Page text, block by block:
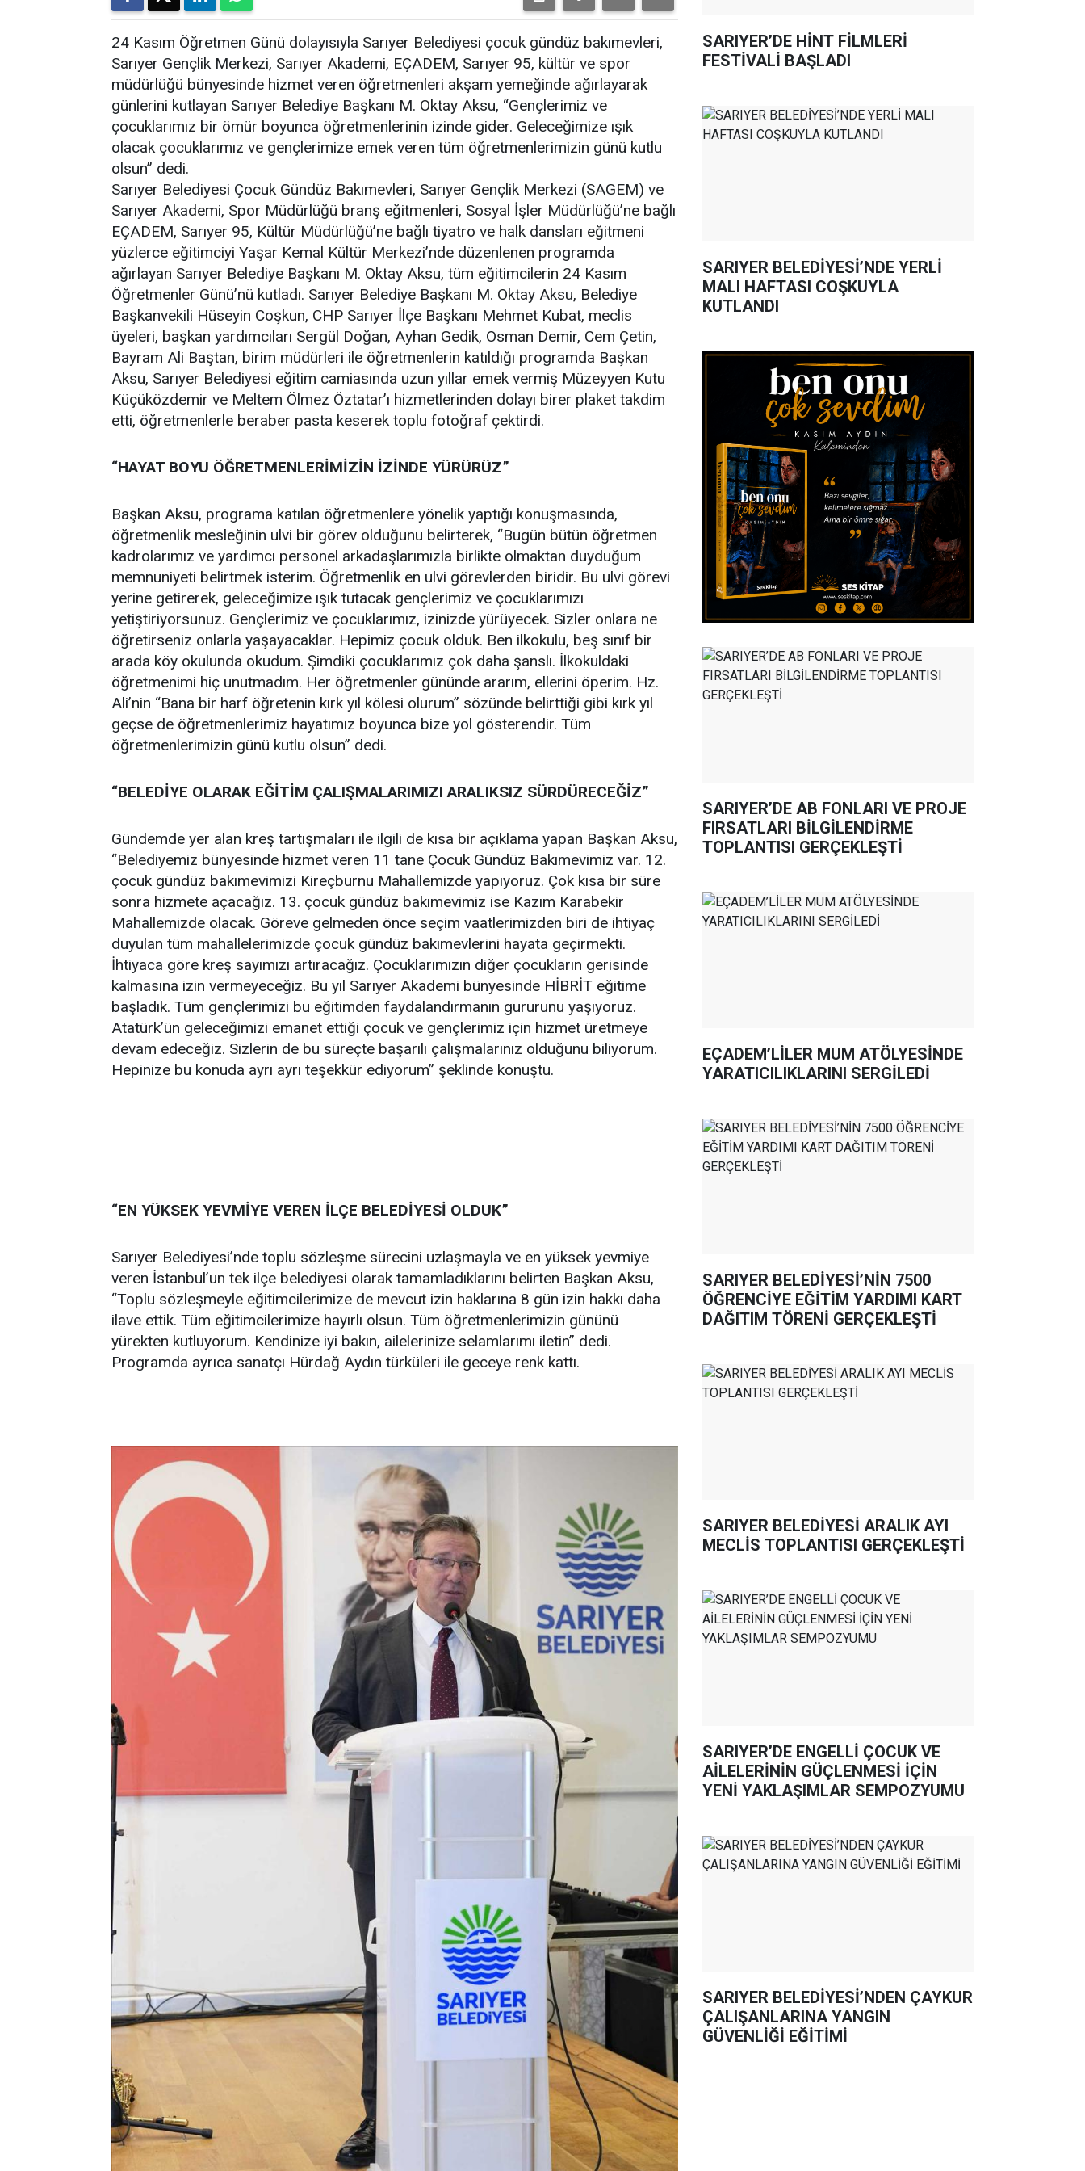
24 Kasım Öğretmen Günü dolayısıyla Sarıyer Belediyesi çocuk gündüz bakımevleri,
Sarıyer Gençlik Merkezi, Sarıyer Akademi, EÇADEM, Sarıyer 95, kültür ve spor
müdürlüğü bünyesinde hizmet veren öğretmenleri akşam yemeğinde ağırlayarak
günlerini kutlayan Sarıyer Belediye Başkanı M. Oktay Aksu, “Gençlerimiz ve
çocuklarımız bir ömür boyunca öğretmenlerinin izinde gider. Geleceğimize ışık
olacak çocuklarımız ve gençlerimize emek veren tüm öğretmenlerimizin günü kutlu
olsun” dedi.
Sarıyer Belediyesi Çocuk Gündüz Bakımevleri, Sarıyer Gençlik Merkezi (SAGEM) ve
Sarıyer Akademi, Spor Müdürlüğü branş eğitmenleri, Sosyal İşler Müdürlüğü’ne bağlı
EÇADEM, Sarıyer 95, Kültür Müdürlüğü’ne bağlı tiyatro ve halk dansları eğitmeni
yüzlerce eğitimciyi Yaşar Kemal Kültür Merkezi’nde düzenlenen programda
ağırlayan Sarıyer Belediye Başkanı M. Oktay Aksu, tüm eğitimcilerin 24 Kasım
Öğretmenler Günü’nü kutladı. Sarıyer Belediye Başkanı M. Oktay Aksu, Belediye
Başkanvekili Hüseyin Coşkun, CHP Sarıyer İlçe Başkanı Mehmet Kubat, meclis
üyeleri, başkan yardımcıları Sergül Doğan, Ayhan Gedik, Osman Demir, Cem Çetin,
Bayram Ali Baştan, birim müdürleri ile öğretmenlerin katıldığı programda Başkan
Aksu, Sarıyer Belediyesi eğitim camiasında uzun yıllar emek vermiş Müzeyyen Kutu
Küçüközdemir ve Meltem Ölmez Öztatar’ı hizmetlerinden dolayı birer plaket takdim
etti, öğretmenlerle beraber pasta keserek toplu fotoğraf çektirdi.
“HAYAT BOYU ÖĞRETMENLERİMİZİN İZİNDE YÜRÜRÜZ”
Başkan Aksu, programa katılan öğretmenlere yönelik yaptığı konuşmasında,
öğretmenlik mesleğinin ulvi bir görev olduğunu belirterek, “Bugün bütün öğretmen
kadrolarımız ve yardımcı personel arkadaşlarımızla birlikte olmaktan duyduğum
memnuniyeti belirtmek isterim. Öğretmenlik en ulvi görevlerden biridir. Bu ulvi görevi
yerine getirerek, geleceğimize ışık tutacak gençlerimiz ve çocuklarımızı
yetiştiriyorsunuz. Gençlerimiz ve çocuklarımız, izinizde yürüyecek. Sizler onlara ne
öğretirseniz onlarla yaşayacaklar. Hepimiz çocuk olduk. Ben ilkokulu, beş sınıf bir
arada köy okulunda okudum. Şimdiki çocuklarımız çok daha şanslı. İlkokuldaki
öğretmenimi hiç unutmadım. Her öğretmenler gününde ararım, ellerini öperim. Hz.
Ali’nin “Bana bir harf öğretenin kırk yıl kölesi olurum” sözünde belirttiği gibi kırk yıl
geçse de öğretmenlerimiz hayatımız boyunca bize yol gösterendir. Tüm
öğretmenlerimizin günü kutlu olsun” dedi.
“BELEDİYE OLARAK EĞİTİM ÇALIŞMALARIMIZI ARALIKSIZ SÜRDÜRECEĞİZ”
Gündemde yer alan kreş tartışmaları ile ilgili de kısa bir açıklama yapan Başkan Aksu,
“Belediyemiz bünyesinde hizmet veren 11 tane Çocuk Gündüz Bakımevimiz var. 12.
çocuk gündüz bakımevimizi Kireçburnu Mahallemizde yapıyoruz. Çok kısa bir süre
sonra hizmete açacağız. 13. çocuk gündüz bakımevimiz ise Kazım Karabekir
Mahallemizde olacak. Göreve gelmeden önce seçim vaatlerimizden biri de ihtiyaç
duyulan tüm mahallelerimizde çocuk gündüz bakımevlerini hayata geçirmekti.
İhtiyaca göre kreş sayımızı artıracağız. Çocuklarımızın diğer çocukların gerisinde
kalmasına izin vermeyeceğiz. Bu yıl Sarıyer Akademi bünyesinde HİBRİT eğitime
başladık. Tüm gençlerimizi bu eğitimden faydalandırmanın gururunu yaşıyoruz.
Atatürk’ün geleceğimizi emanet ettiği çocuk ve gençlerimiz için hizmet üretmeye
devam edeceğiz. Sizlerin de bu süreçte başarılı çalışmalarınız olduğunu biliyorum.
Hepinize bu konuda ayrı ayrı teşekkür ediyorum” şeklinde konuştu.
“EN YÜKSEK YEVMİYE VEREN İLÇE BELEDİYESİ OLDUK”
Sarıyer Belediyesi’nde toplu sözleşme sürecini uzlaşmayla ve en yüksek yevmiye
veren İstanbul’un tek ilçe belediyesi olarak tamamladıklarını belirten Başkan Aksu,
“Toplu sözleşmeyle eğitimcilerimize de mevcut izin haklarına 8 gün izin hakkı daha
ilave ettik. Tüm eğitimcilerimize hayırlı olsun. Tüm öğretmenlerimizin gününü
yürekten kutluyorum. Kendinize iyi bakın, ailelerinize selamlarımı iletin” dedi.
Programda ayrıca sanatçı Hürdağ Aydın türküleri ile geceye renk kattı.
SARIYER’DE HİNT FİLMLERİ
FESTİVALİ BAŞLADI
SARIYER BELEDİYESİ’NDE YERLİ
MALI HAFTASI COŞKUYLA
KUTLANDI
SARIYER’DE AB FONLARI VE PROJE
FIRSATLARI BİLGİLENDİRME
TOPLANTISI GERÇEKLEŞTİ
EÇADEM’LİLER MUM ATÖLYESİNDE
YARATICILIKLARINI SERGİLEDİ
SARIYER BELEDİYESİ’NİN 7500
ÖĞRENCİYE EĞİTİM YARDIMI KART
DAĞITIM TÖRENİ GERÇEKLEŞTİ
SARIYER BELEDİYESİ ARALIK AYI
MECLİS TOPLANTISI GERÇEKLEŞTİ
SARIYER’DE ENGELLİ ÇOCUK VE
AİLELERİNİN GÜÇLENMESİ İÇİN
YENİ YAKLAŞIMLAR SEMPOZYUMU
SARIYER BELEDİYESİ’NDEN ÇAYKUR
ÇALIŞANLARINA YANGIN
GÜVENLİĞİ EĞİTİMİ